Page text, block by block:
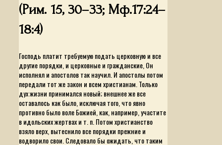
(Рим. 15, 30–33; Мф.17:24–
18:4)
Господь платит требуемую подать церковную и все
другие порядки, и церковные и гражданские, Он
исполнял и апостолов так научил. И апостолы потом
передали тот же закон и всем христианам. Только
дух жизни принимался новый; внешнее же все
оставалось как было, исключая того, что явно
противно было воле Божией, как, например, участите
в идольских жертвах и т. п. Потом христианство
взяло верх, вытеснило все порядки прежние и
водворило свои. Следовало бы ожидать, что таким